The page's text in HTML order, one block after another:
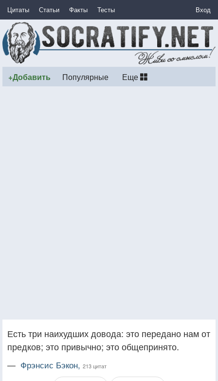
Цитаты Статьи Факты Тесты Вход
+Добавить Популярные Еще
Есть три наихудших довода: это передано нам от
предков; это привычно; это общепринято.
— Фрэнсис Бэкон, 213 цитат